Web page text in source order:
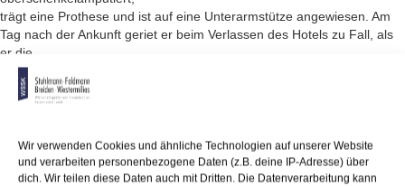
Wir verwenden Cookies und ähnliche Technologien auf unserer Website
und verarbeiten personenbezogene Daten (z.B. deine IP-Adresse) über
dich. Wir teilen diese Daten auch mit Dritten. Die Datenverarbeitung kann
trägt eine Prothese und ist auf eine Unterarmstütze angewiesen. Am
Tag nach der Ankunft geriet er beim Verlassen des Hotels zu Fall, als
er die
regennasse Rollstuhlrampe vor dem Hoteleingang zu Fuß passieren
wollte.
Infolge des Sturzes erlitt er eine Handgelenksfraktur.
Grundsätzlich war zu prüfen, ob die Rollstuhlrampe den maßgeblichen
örtlichen Bauvorschriften entsprach und damit den
Sicherheitsstandard bot,